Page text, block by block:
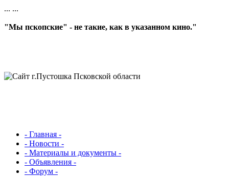
... ...
"Мы пскопские" - не такие, как в указанном кино."
- Главная -
- Новости -
- Материалы и документы -
- Объявления -
- Форум -